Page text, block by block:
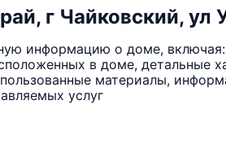
г Чайковский, ул
информацию о доме,
в доме, детальные
материалы,
услуг